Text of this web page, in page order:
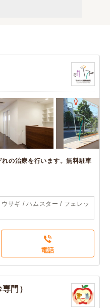
の治療を行います。無料駐車
サギ / ハムスター / フェレッ
電話
門）